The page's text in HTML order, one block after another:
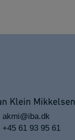
Klein Mikkelsen
akmi@iba.dk
+45 61 93 95 61